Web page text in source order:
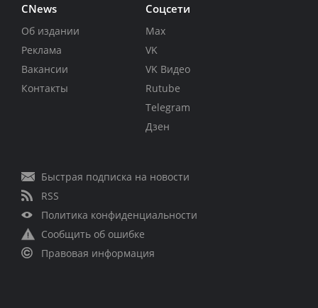
CNews
Об издании
Реклама
Вакансии
Контакты
Соцсети
Max
VK
VK Видео
Rutube
Telegram
Дзен
Быстрая подписка на новости
RSS
Политика конфиденциальности
Сообщить об ошибке
Правовая информация